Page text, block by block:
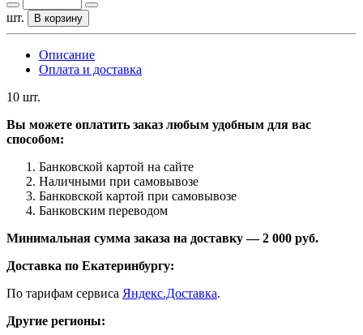
шт. В корзину
Описание
Оплата и доставка
10 шт.
Вы можете оплатить заказ любым удобным для вас
способом:
Банковской картой на сайте
Наличными при самовывозе
Банковской картой при самовывозе
Банковским переводом
Минимальная сумма заказа на доставку — 2 000 руб.
Доставка по Екатеринбургу:
По тарифам сервиса Яндекс.Доставка.
Другие регионы: